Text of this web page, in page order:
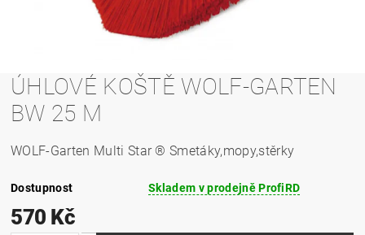
ÚHLOVÉ KOŠTĚ WOLF-GARTEN
BW 25 M
WOLF-Garten Multi Star ® Smetáky,mopy,stěrky
Dostupnost Skladem v prodejně ProfiRD
570 Kč